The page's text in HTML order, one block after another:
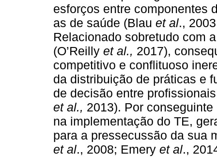
esforços entre componentes
as de saúde (Blau et al.,
Relacionado sobretudo com
(O’Reilly et al., 2017),
competitivo e conflituoso
da distribuição de práticas e
de decisão entre
et al., 2013). Por
na implementação do TE,
para a pressecussão da sua
et al., 2008; Emery et al.,